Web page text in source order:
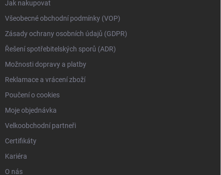
Jak nakupovat
Všeobecné obchodní podmínky (VOP)
Zásady ochrany osobních údajů (GDPR)
Řešení spotřebitelských sporů (ADR)
Možnosti dopravy a platby
Reklamace a vrácení zboží
Poučení o cookies
Moje objednávka
Velkoobchodní partneři
Certifikáty
Kariéra
O nás